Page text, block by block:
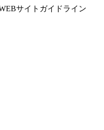
サイトガイドライン